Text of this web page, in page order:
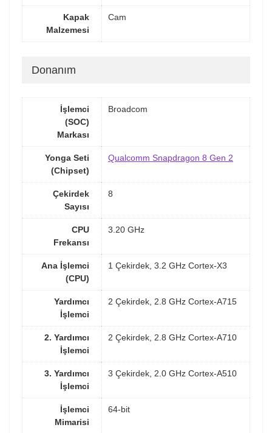
Kapak
Malzemesi
Cam
Donanım
İşlemci
(SOC)
Markası
Broadcom
Yonga Seti
(Chipset)
Qualcomm Snapdragon 8 Gen 2
Çekirdek
Sayısı
8
CPU
Frekansı
3.20 GHz
Ana İşlemci
(CPU)
1 Çekirdek, 3.2 GHz Cortex-X3
Yardımcı
İşlemci
2 Çekirdek, 2.8 GHz Cortex-A715
2. Yardımcı
İşlemci
2 Çekirdek, 2.8 GHz Cortex-A710
3. Yardımcı
İşlemci
3 Çekirdek, 2.0 GHz Cortex-A510
İşlemci
Mimarisi
64-bit